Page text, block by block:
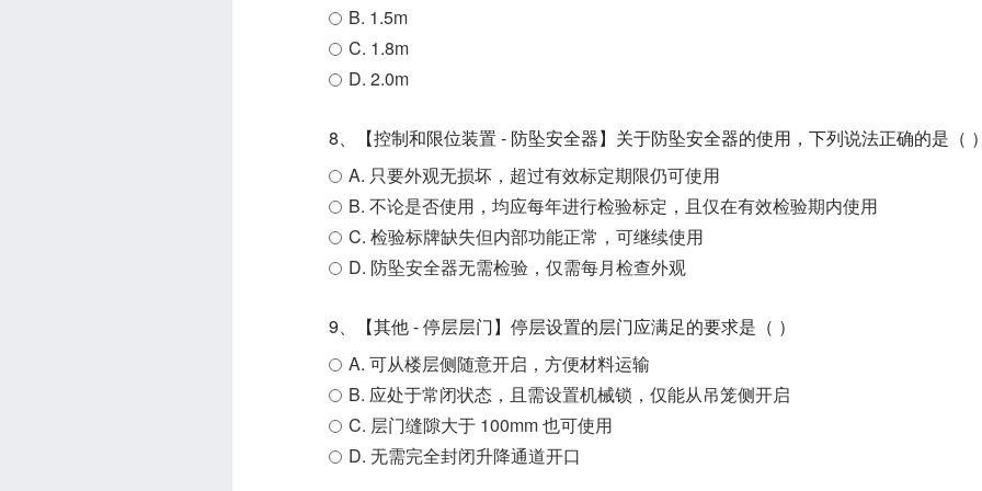
B. 1.5m
C. 1.8m
D. 2.0m
8、【控制和限位装置 - 防坠安全器】关于防坠安全器的使用，下列说法正确的是（
A. 只要外观无损坏，超过有效标定期限仍可使用
B. 不论是否使用，均应每年进行检验标定，且仅在有效检验期内使用
C. 检验标牌缺失但内部功能正常，可继续使用
D. 防坠安全器无需检验，仅需每月检查外观
9、【其他 - 停层层门】停层设置的层门应满足的要求是（ ）
A. 可从楼层侧随意开启，方便材料运输
B. 应处于常闭状态，且需设置机械锁，仅能从吊笼侧开启
C. 层门缝隙大于 100mm 也可使用
D. 无需完全封闭升降通道开口